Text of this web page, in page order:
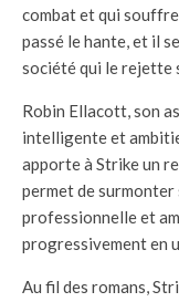
combat et qui
passé le hante, et il
société qui le rejette
Robin Ellacott, son
intelligente et
apporte à Strike un
permet de
professionnelle et
progressivement en
Au fil des romans,